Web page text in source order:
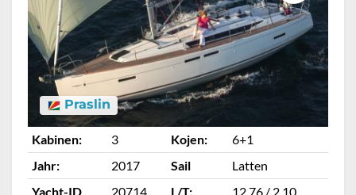
Praslin
Kabinen: 3 Kojen:
6+1
Jahr:
2017 Sail
Latten
Yacht-ID
20714 L/T: 12,76 / 2,10